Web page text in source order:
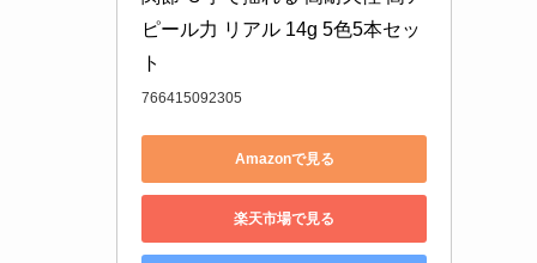
ピール力 リアル 14g 5色5本セッ
ト
766415092305
Amazonで見る
楽天市場で見る